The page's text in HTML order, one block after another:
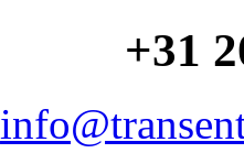
+31